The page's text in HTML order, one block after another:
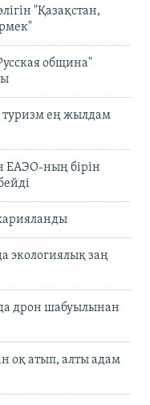
"Қазақстан,
община"
туризм ең жылдам
ЕАЭО-ның бірін
экологиялық заң
дрон шабуылынан
оқ атып, алты адам